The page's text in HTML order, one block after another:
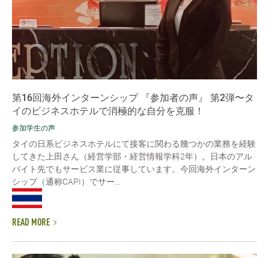
第16回海外インターンシップ 『参加者の声』 第2弾〜タ
イのビジネスホテルで消極的な自分を克服！
参加学生の声
タイの日系ビジネスホテルにて接客に関わる幾つかの業務を経験
してきた上田さん（経営学部・経営情報学科2年）。日本のアル
バイト先でもサービス業に従事しています。今回海外インターン
シップ（通称CAPI）でサー...
READ MORE